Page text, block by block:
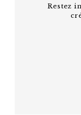
Restez